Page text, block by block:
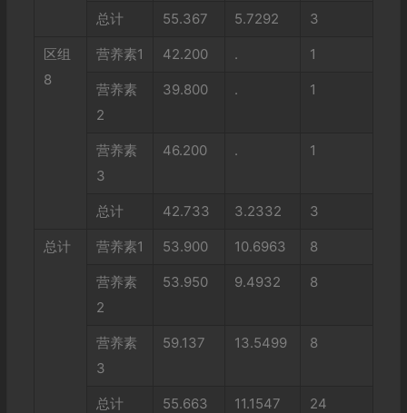
总计 55.367 5.7292 3
区组
8
营养素1 42.200 . 1
营养素
2
39.800 . 1
营养素
3
46.200 . 1
总计 42.733 3.2332 3
总计 营养素1 53.900 10.6963 8
营养素
2
53.950 9.4932 8
营养素
3
59.137 13.5499 8
总计 55.663 11.1547 24